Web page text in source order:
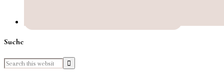
Suche